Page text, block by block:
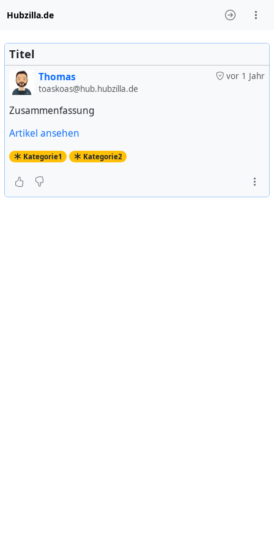
Hubzilla.de
Titel
vor 1 Jahr
Thomas
toaskoas@hub.hubzilla.de
Zusammenfassung
Artikel ansehen
Kategorie1 Kategorie2